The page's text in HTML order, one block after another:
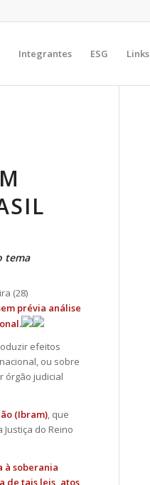
Integrantes ESG Links
tema
(28)
prévia análise
efeitos
ou sobre
órgão judicial
(Ibram), que
do Reino
à soberania
de tais leis, atos